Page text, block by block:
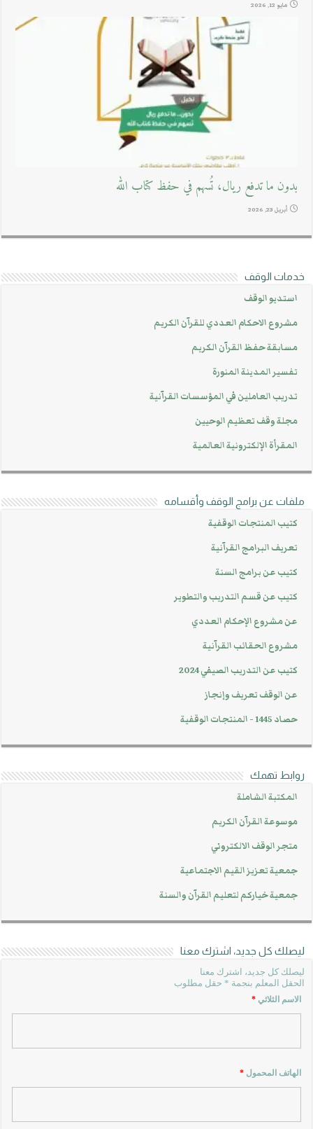
مايو 12, 2026
بدون ما تدفع ريال، تُسهم في حفظ كتاب الله
أبريل 23, 2026
خدمات الوقف
استديو الوقف
مشروع الاحكام العددي للقرآن الكريم
مسابقة حفظ القرآن الكريم
تفسير المدينة المنورة
تدريب العاملين في المؤسسات القرآنية
مجلة وقف تعظيم الوحيين
المقرأة الإلكترونية العالمية
ملفات عن برامج الوقف وأقسامه
كتيب المنتجات الوقفية
تعريف البرامج القرآنية
كتيب عن برامج السنة
كتيب عن قسم التدريب والتطوير
عن مشروع الإحكام العددي
مشروع الحقائب القرآنية
كتيب عن التدريب الصيفي 2024
عن الوقف تعريف وإنجاز
حصاد 1445 - المنتجات الوقفية
روابط تهمك
المكتبة الشاملة
موسوعة القرآن الكريم
متجر الوقف الالكتروني
جمعية تعزيز القيم الاجتماعية
جمعية خياركم لتعليم القرآن والسنة
ليصلك كل جديد، اشترك معنا
ليصلك كل جديد، اشترك معنا
الحقل المعلم بنجمة * حقل مطلوب
الاسم الثلاثي*
الهاتف المحمول*